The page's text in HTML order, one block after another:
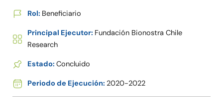
Rol: Beneficiario
Principal Ejecutor: Fundación Bionostra Chile
Research
Estado: Concluido
Periodo de Ejecución: 2020-2022